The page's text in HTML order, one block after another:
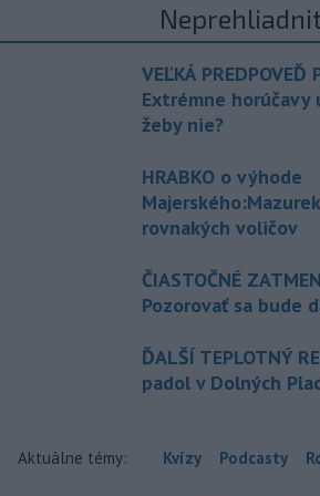
VEĽKÁ PREDPOVEĎ
Extrémne
žeby nie?
HRABKO o výhode
rovnakých voličov
ČIASTOČNÉ
Pozorovať sa bude
ĎALŠÍ TEPLOTNÝ
padol v Dolných
Aktuálne témy: Kvízy Podcasty